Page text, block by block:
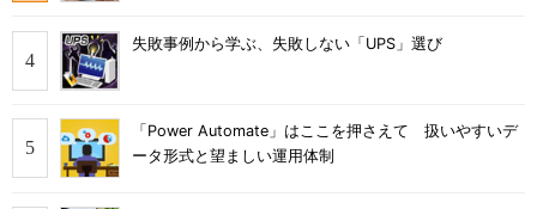
失敗事例から学ぶ、失敗しない「UPS」選び
「Power Automate」はここを押さえて 扱いやすいデ
ータ形式と望ましい運用体制